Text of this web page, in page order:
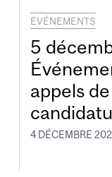
ÉVÉNEMENTS
5
appels de
4 DÉCEMBRE